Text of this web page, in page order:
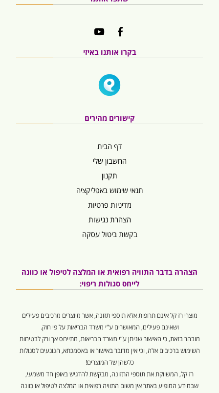
בקרו אותנו באיזי
קישורים מהירים
דף הבית
החשבון שלי
תקנון
תנאי שימוש באפליקציה
מדיניות פרטיות
הצהרת נגישות
בקשת ביטול עסקה
הצהרה בדבר התוויה רפואית או המלצה לטיפול או כוונה
לייחס סגולות ריפוי:
מוצרי רז קל אינם תרופות אלא תוספי תזונה, אשר מיוצרים מרכיבים פעילים
ושאינם פעילים, המאושרים ע”י משרד הבריאות על פי חוק.
מובהר בזאת, כי האישור שניתן ע”י משרד הבריאות, מתייחס אך ורק לבטיחות
השימוש ברכיבים אלה, וכי אין מדובר באישור או באסמכתא, הנוגעים לסגולות
כלשהן של המוצרים!
רז קל, המשווקת את תוספי התזונה, מבקשת להדגיש באופן חד משמעי,
שבמידע המופיע באתר אין משום התוויה רפואית או המלצה לטיפול או כוונה